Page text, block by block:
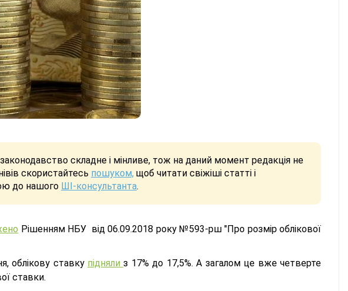
складне і мінливе, тож на даний момент редакція не
скористайтесь пошуком, щоб читати свіжіші статті і
до нашого ШІ-консультанта.
Рішенням НБУ від 06.09.2018 року №593-рш "Про розмір облікової
облікову ставку піднялиз 17% до 17,5%. А загалом це вже четверте
ставки.